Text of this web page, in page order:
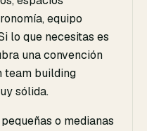
equipo
lo que necesitas es
una convención
team building
sólida.
o medianas